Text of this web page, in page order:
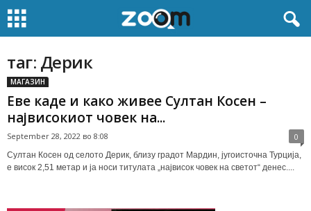
таг: Дерик
МАГАЗИН
Еве каде и како живее Султан Косен –
највисокиот човек на...
September 28, 2022 во 8:08 0
Султан Косен од селото Дерик, близу градот Мардин, југоисточна Турција,
е висок 2,51 метар и ја носи титулата „највисок човек на светот“ денес....